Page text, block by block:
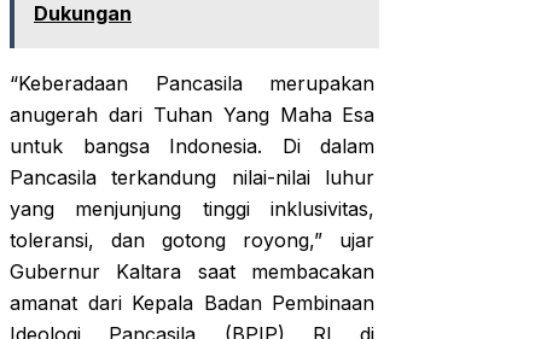
Dukungan
“Keberadaan Pancasila merupakan
anugerah dari Tuhan Yang Maha Esa
untuk bangsa Indonesia. Di dalam
Pancasila terkandung nilai-nilai luhur
yang menjunjung tinggi inklusivitas,
toleransi, dan gotong royong,” ujar
Gubernur Kaltara saat membacakan
amanat dari Kepala Badan Pembinaan